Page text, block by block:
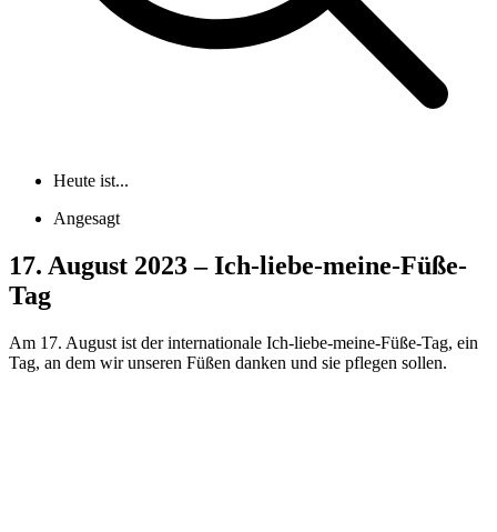
Heute ist...
Angesagt
17. August 2023 – Ich-liebe-meine-Füße-
Tag
Am 17. August ist der internationale Ich-liebe-meine-Füße-Tag, ein
Tag, an dem wir unseren Füßen danken und sie pflegen sollen.